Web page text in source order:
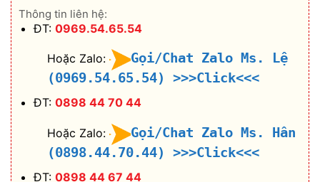
Thông tin liên hệ:
ĐT: 0969.54.65.54
Hoặc Zalo:
Gọi/Chat Zalo Ms. Lệ
(0969.54.65.54)
>>>Click<<<
ĐT: 0898 44 70 44
Hoặc Zalo:
Gọi/Chat Zalo Ms. Hân
(0898.44.70.44)
>>>Click<<<
ĐT: 0898 44 67 44